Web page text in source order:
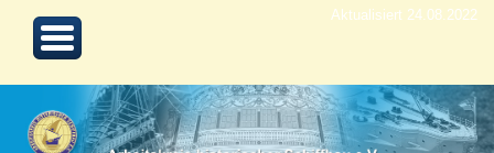
Aktualisiert 24.08.2022